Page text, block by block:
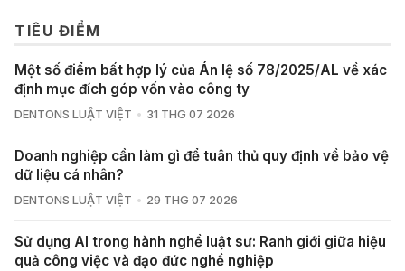
TIÊU ĐIỂM
Một số điểm bất hợp lý của Án lệ số 78/2025/AL về xác
định mục đích góp vốn vào công ty
DENTONS LUẬT VIỆT 31 THG 07 2026
Doanh nghiệp cần làm gì để tuân thủ quy định về bảo vệ
dữ liệu cá nhân?
DENTONS LUẬT VIỆT 29 THG 07 2026
Sử dụng AI trong hành nghề luật sư: Ranh giới giữa hiệu
quả công việc và đạo đức nghề nghiệp